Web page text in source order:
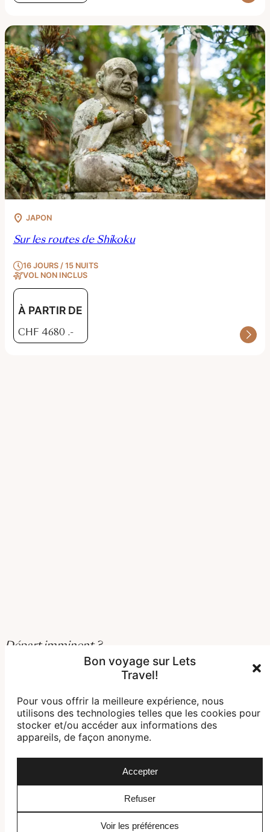
Bon voyage sur Lets
Travel!
Pour vous offrir la meilleure expérience, nous
utilisons des technologies telles que les cookies pour
stocker et/ou accéder aux informations des
appareils, de façon anonyme.
Accepter
Refuser
Voir les préférences
JAPON
Sur les routes de Shikoku
16 JOURS / 15 NUITS
VOL NON INCLUS
À PARTIR DE
CHF 4680 .-
Départ imminent ?
Contactez nos spécialistes
Agence de voyage spécialisée dans les voyages sur
mesure, nous créons des expériences de voyage uniques